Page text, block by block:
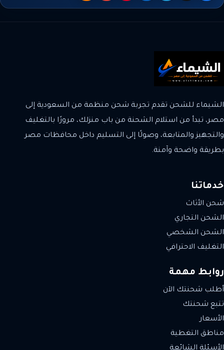
الشيماء للشحن تقدم تجربة شحن منظمة من السعودية إلى
مصر، تبدأ من استلام الشحنة من باب منزلك، مرورًا بالتغليف
والتجهيز والمتابعة، وصولًا إلى التسليم داخل محافظات مصر
بطريقة واضحة وآمنة.
خدماتنا
شحن الأثاث
الشحن التجاري
الشحن الشخصي
التغليف الاحترافي
روابط مهمة
أطلب شحنتك الآن
تتبع شحنتك
الأسعار
مناطق التغطية